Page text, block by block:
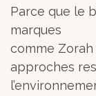
Parce que le
marques
comme
approches